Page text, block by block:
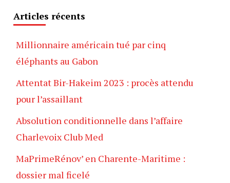
Articles récents
Millionnaire américain tué par cinq
éléphants au Gabon
Attentat Bir-Hakeim 2023 : procès attendu
pour l’assaillant
Absolution conditionnelle dans l’affaire
Charlevoix Club Med
MaPrimeRénov’ en Charente-Maritime :
dossier mal ficelé